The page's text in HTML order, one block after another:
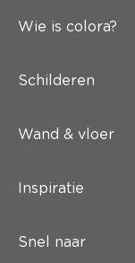
Wie is colora?
Schilderen
Wand & vloer
Inspiratie
Snel naar